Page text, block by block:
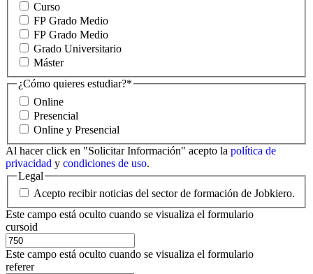
Curso
FP Grado Medio
FP Grado Medio
Grado Universitario
Máster
¿Cómo quieres estudiar?*
Online
Presencial
Online y Presencial
Al hacer click en "Solicitar Información" acepto la política de
privacidad y condiciones de uso.
Legal
Acepto recibir noticias del sector de formación de Jobkiero.
Este campo está oculto cuando se visualiza el formulario
cursoid
Este campo está oculto cuando se visualiza el formulario
referer